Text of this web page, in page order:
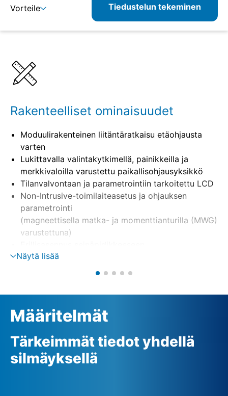
Vorteile Tiedustelun tekeminen
Rakenteelliset ominaisuudet
Moduulirakenteinen liitäntäratkaisu etäohjausta
varten
Lukittavalla valintakytkimellä, painikkeilla ja
merkkivaloilla varustettu paikallisohjausyksikkö
Tilanvalvontaan ja parametrointiin tarkoitettu LCD
Non-Intrusive-toimilaiteasetus ja ohjauksen
parametrointi
(magneettisella matka- ja momenttianturilla (MWG)
varustettuna)
Moottorin ohjaus suunnanvaihtokontaktorien tai
vaihekorjauksen
Näytä lisää
Määritelmät
Tärkeimmät tiedot yhdellä
silmäyksellä